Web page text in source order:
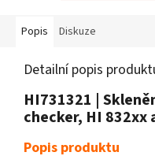
Popis Diskuze
Detailní popis
HI731321 |
checker, HI 832xx
Popis produktu